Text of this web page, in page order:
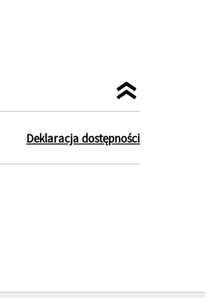
Deklaracja dostępności